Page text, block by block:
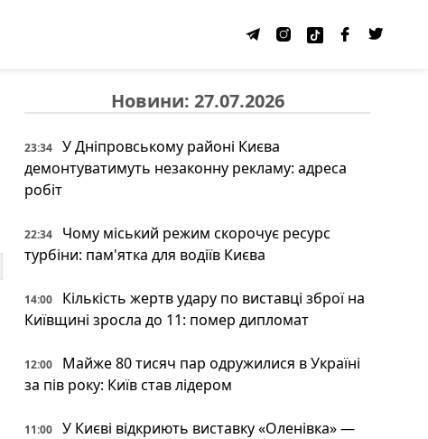
Новини: 27.07.2026
23:34
У Дніпровському районі Києва
демонтуватимуть незаконну рекламу: адреса
робіт
22:34
Чому міський режим скорочує ресурс
турбіни: пам'ятка для водіїв Києва
14:00
Кількість жертв удару по виставці зброї на
Київщині зросла до 11: помер дипломат
12:00
Майже 80 тисяч пар одружилися в Україні
за пів року: Київ став лідером
11:00
У Києві відкриють виставку «Оленівка» —